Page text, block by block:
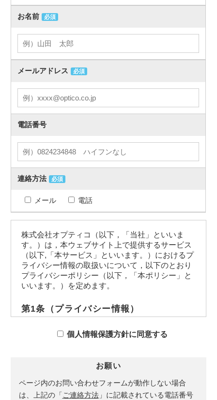
お名前 必須
メールアドレス 必須
電話番号
連絡方法 必須
メール 電話
株式会社オプティコ（以下，「当社」といいま
す。）は，本ウェブサイト上で提供するサービス
（以下,「本サービス」といいます。）におけるプ
ライバシー情報の取扱いについて，以下のとおり
プライバシーポリシー（以下，「本ポリシー」と
いいます。）を定めます。
第1条（プライバシー情報）
人情報保護法にいう「個人情報」を指すものと
号，連絡先その他の記述等により特定の個人を
プライバシー情報のうち「履歴情報および特性
情報」とは，上記に定める「個人情報」以外の
個人情報保護方針に同意する
お願い
ページ内のお問い合わせフォームが動作しない場合
は、上記の「ご連絡方法」に記載されている電話番号